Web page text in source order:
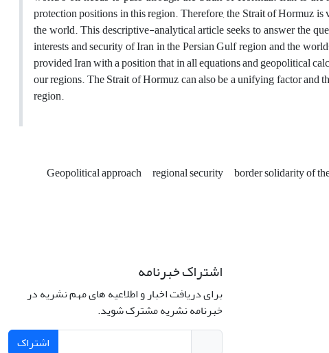
protection positions in this region. Therefore, the Strait of Hormuz
the world. This descriptive-analytical article seeks to answer the
interests and security of Iran in the Persian Gulf region and the
provided Iran with a position that in all equations and geopolitical
our regions. The Strait of Hormuz can also be a unifying factor and
region.
Geopolitical approach regional security border solidarity of
اشتراک خبرنامه
برای دریافت اخبار و اطلاعیه های مهم نشریه در
خبرنامه نشریه مشترک شوید.
اشتراک